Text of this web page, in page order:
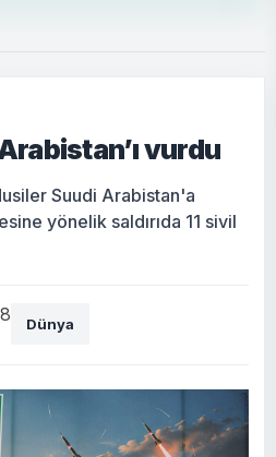
vurdu
Suudi Arabistan'a
yönelik saldırıda 11 sivil
Dünya